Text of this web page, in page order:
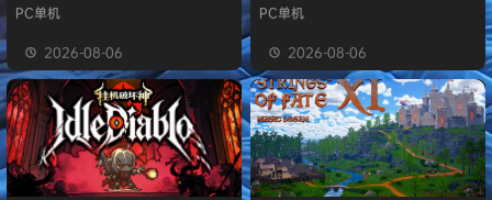
PC单机
2026-08-06
PC单机
2026-08-06